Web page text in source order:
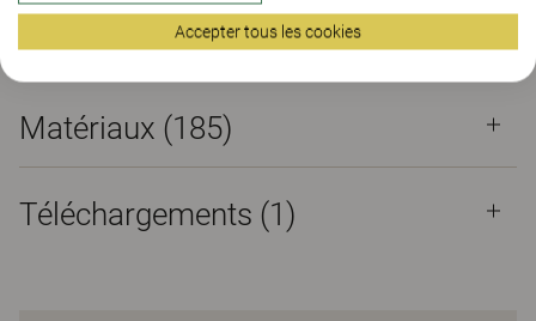
Propriétés
Matériaux (185)
Téléchargements (1 )
Accepter tous les cookies